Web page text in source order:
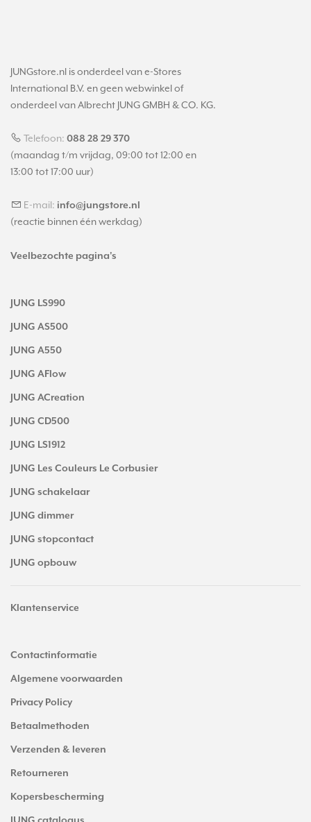
JUNGstore.nl is onderdeel van e-Stores
International B.V. en geen webwinkel of
onderdeel van Albrecht JUNG GMBH & CO. KG.
Telefoon: 088 28 29 370
(maandag t/m vrijdag, 09:00 tot 12:00 en
13:00 tot 17:00 uur)
E-mail: info@jungstore.nl
(reactie binnen één werkdag)
Veelbezochte pagina's
JUNG LS990
JUNG AS500
JUNG A550
JUNG AFlow
JUNG ACreation
JUNG CD500
JUNG LS1912
JUNG Les Couleurs Le Corbusier
JUNG schakelaar
JUNG dimmer
JUNG stopcontact
JUNG opbouw
Klantenservice
Contactinformatie
Algemene voorwaarden
Privacy Policy
Betaalmethoden
Verzenden & leveren
Retourneren
Kopersbescherming